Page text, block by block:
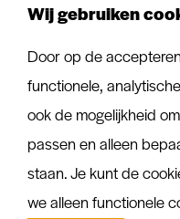
Vloerverwarming
Houten vloer vervangen
Vloer egaliseren
Wij gebruiken
Door op de
functionele,
ook de mogelijkheid
passen en alleen
staan. Je kunt de
we alleen functionele